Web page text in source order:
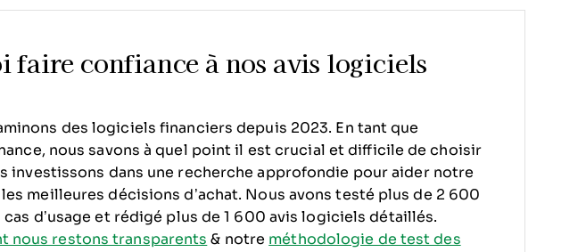
faire confiance à nos avis logiciels
des logiciels financiers depuis 2023. En tant que
nous savons à quel point il est crucial et difficile de choisir
investissons dans une recherche approfondie pour aider notre
meilleures décisions d’achat. Nous avons testé plus de 2 600
d’usage et rédigé plus de 1 600 avis logiciels détaillés.
nous restons transparents & notre méthodologie de test des